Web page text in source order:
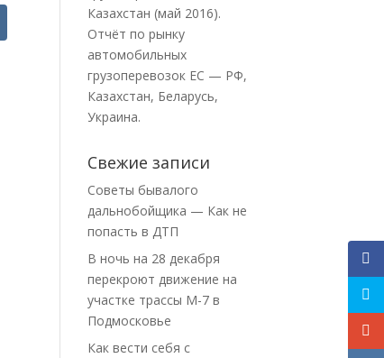
Казахстан (май 2016).
Отчёт по рынку
автомобильных
грузоперевозок ЕС — РФ,
Казахстан, Беларусь,
Украина.
Свежие записи
Советы бывалого
дальнобойщика — Как не
попасть в ДТП
В ночь на 28 декабря
перекроют движение на
участке трассы М-7 в
Подмосковье
Как вести себя с